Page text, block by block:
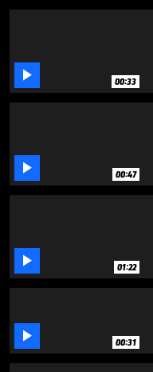
 00:33
 00:47
 01:22
 00:31